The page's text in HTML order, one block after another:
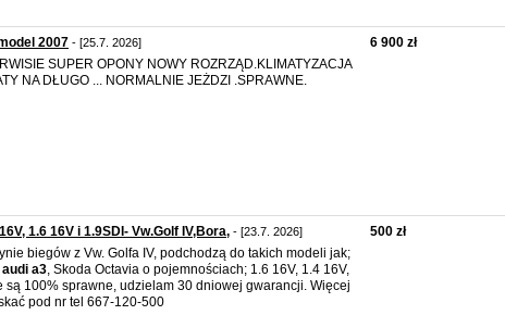
2007 - [25.7. 2026]
SUPER OPONY NOWY ROZRZĄD.KLIMATYZACJA
NA DŁUGO ... NORMALNIE JEŻDZI .SPRAWNE.
6 900 zł
1.6 16V i 1.9SDI- Vw.Golf IV,Bora, - [23.7. 2026]
biegów z Vw. Golfa IV, podchodzą do takich modeli jak;
audi a3, Skoda Octavia o pojemnościach; 1.6 16V, 1.4 16V,
są 100% sprawne, udzielam 30 dniowej gwarancji. Więcej
pod nr tel 667-120-500
500 zł